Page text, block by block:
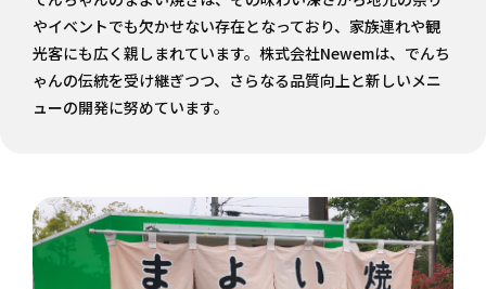
やイベントでも欠かせない存在となっており、家族連れや観
光客にも広く親しまれています。株式会社Newemは、でんち
ゃんの伝統を受け継ぎつつ、さらなる品質向上と新しいメニ
ューの開発に努めています。